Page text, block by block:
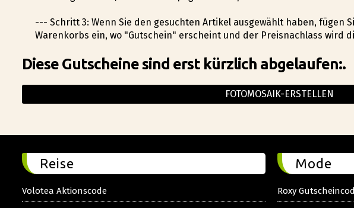
--- Schritt 3: Wenn Sie den gesuchten Artikel ausgewählt haben, fügen
Warenkorbs ein, wo "Gutschein" erscheint und der Preisnachlass wird
Diese Gutscheine sind erst kürzlich abgelaufen:.
FOTOMOSAIK-ERSTELLEN
Reise
Volotea Aktionscode
Mode
Roxy